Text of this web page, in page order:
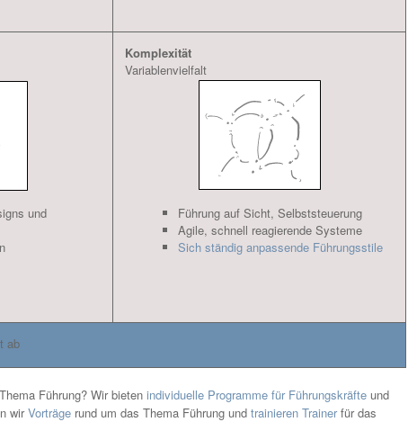
und
Komplexität
Variablenvielfalt
Führung auf Sicht, Selbststeuerung
Agile, schnell reagierende Systeme
Sich ständig anpassende Führungsstile
ab
Führung? Wir bieten individuelle Programme für Führungskräfte und
wirVorträge rund um das Thema Führung und trainieren Trainerfür das